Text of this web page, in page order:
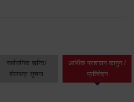
सार्वजनिक खरिद/
बोलपत्र सूचना
आर्थिक प्रशासन कानुन /
प्रतिवेदन